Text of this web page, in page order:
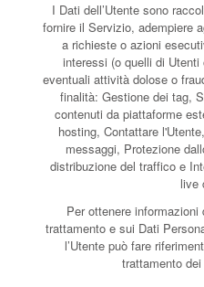
I Dati dell’Utente sono
fornire il Servizio, adempiere
a richieste o azioni
interessi (o quelli di
eventuali attività dolose o
finalità: Gestione dei tag,
contenuti da piattaforme
hosting, Contattare
messaggi, Protezione
distribuzione del traffico e
live
Per ottenere
trattamento e sui Dati
l’Utente può fare
trattamento